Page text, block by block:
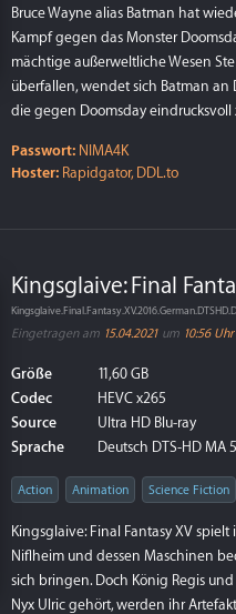
Bruce Wayne alias Batman hat
Kampf gegen das Monster
mächtige außerweltliche Wesen
überfallen, wendet sich Batman an
die gegen Doomsday eindrucksvoll
Passwort: NIMA4K
Hoster: Rapidgator, DDL.to
Kingsglaive: Final
Eingetragen am 15.04.2021 um 10:56 Uhr
Größe
11,60 GB
Codec
HEVC x265
Source
Ultra HD Blu-ray
Sprache
Deutsch DTS-HD MA
Action Animation Science Fiction
Kingsglaive: Final Fantasy XV
Niflheim und dessen Maschinen
sich bringen. Doch König Regis
Nyx Ulric gehört, werden ihr